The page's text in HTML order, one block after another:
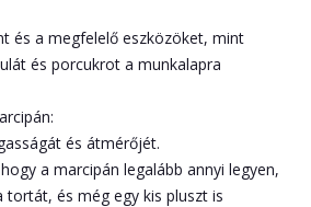
és a megfelelő eszközöket, mint
és porcukrot a munkalapra
és átmérőjét.
a marcipán legalább annyi legyen,
és még egy kis pluszt is